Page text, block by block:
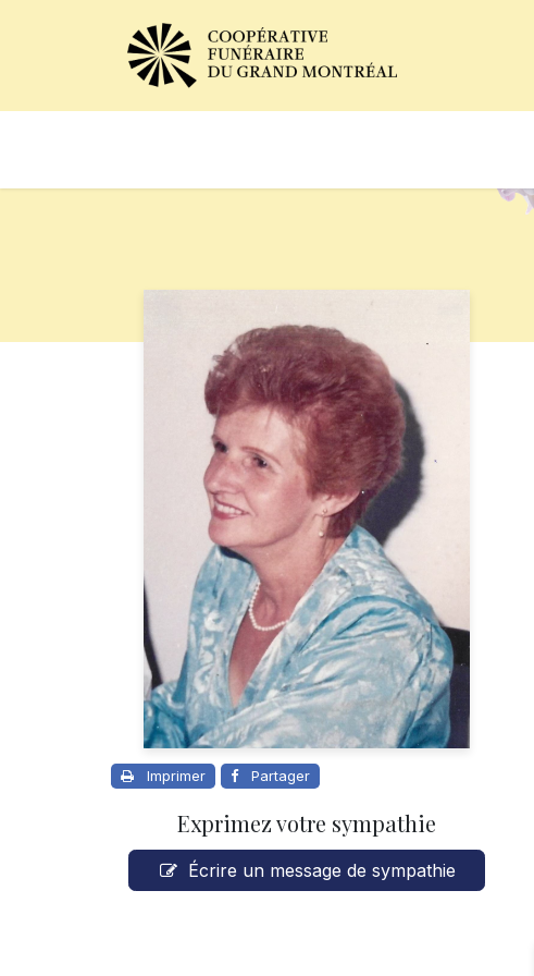
Imprimer Partager
Exprimez votre sympathie
Écrire un message de sympathie